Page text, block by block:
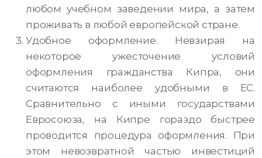
любом учебном заведении мира, а затем
проживать в любой европейской стране.
Удобное оформление. Невзирая на
некоторое ужесточение условий
оформления гражданства Кипра, они
считаются наиболее удобными в ЕС.
Сравнительно с иными государствами
Евросоюза, на Кипре гораздо быстрее
проводится процедура оформления. При
этом невозвратной частью инвестиций